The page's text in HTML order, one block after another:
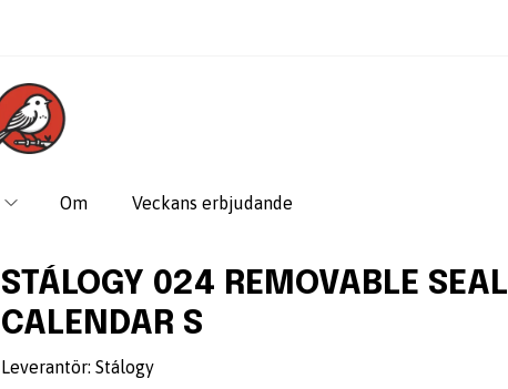
Om Veckans erbjudande
STÁLOGY 024 REMOVABLE SEAL
CALENDAR S
Leverantör: Stálogy